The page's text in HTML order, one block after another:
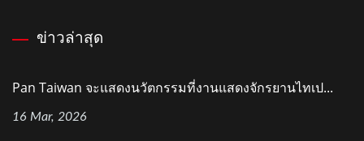
ข่าวล่าสุด
Pan Taiwan จะแสดงนวัตกรรมที่งานแสดงจักรยานไทเป...
16 Mar, 2026